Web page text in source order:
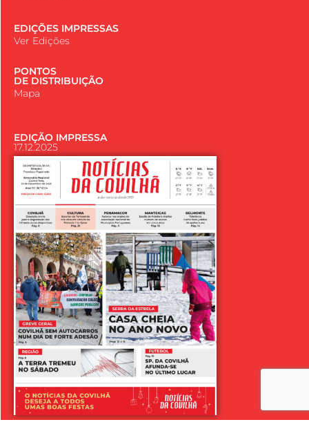
EDIÇÕES IMPRESSAS
Ver Edições
PONTOS
DE DISTRIBUIÇÃO
Mapa
EDIÇÃO IMPRESSA
17.12.2025